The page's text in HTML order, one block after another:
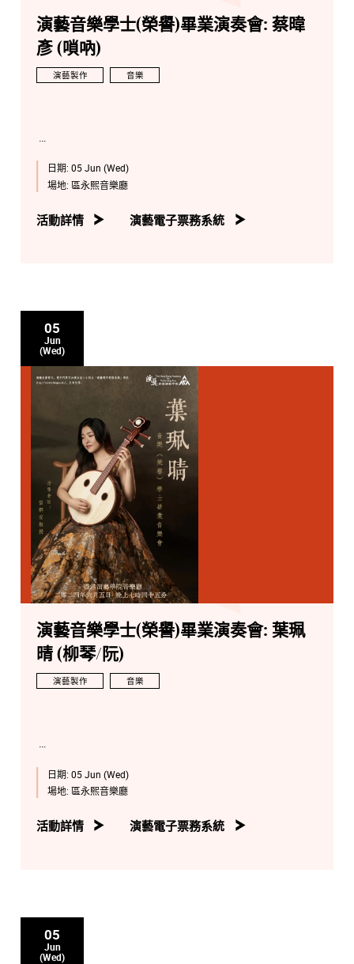
演藝音樂學士(榮譽)畢業演奏會: 蔡暐
彥 (嗩吶)
演藝製作 音樂
日期: 05 Jun (Wed)
場地: 區永熙音樂廳
活動詳情 演藝電子票務系統
05
Jun
(Wed)
演藝音樂學士(榮譽)畢業演奏會: 葉珮
晴 (柳琴/阮)
演藝製作 音樂
日期: 05 Jun (Wed)
場地: 區永熙音樂廳
活動詳情 演藝電子票務系統
05
Jun
(Wed)